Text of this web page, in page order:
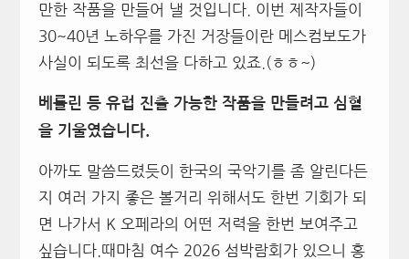
만한 작품을 만들어 낼 것입니다. 이번 제작자들이
30~40년 노하우를 가진 거장들이란 메스컴보도가
사실이 되도록 최선을 다하고 있죠.(ㅎㅎ~)
베를린 등 유럽 진출 가능한 작품을 만들려고 심혈
을 기울였습니다.
아까도 말씀드렸듯이 한국의 국악기를 좀 알린다든
지 여러 가지 좋은 볼거리 위해서도 한번 기회가 되
면 나가서 K 오페라의 어떤 저력을 한번 보여주고
싶습니다.때마침 여수 2026 섬박람회가 있으니 홍